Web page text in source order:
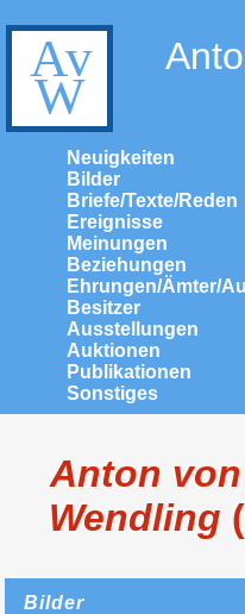
Neuigkeiten
Bilder
Briefe/Texte/Reden
Ereignisse
Meinungen
Beziehungen
Ehrungen/Ämter/
Besitzer
Ausstellungen
Auktionen
Publikationen
Sonstiges
Anton
Wendling
Bilder